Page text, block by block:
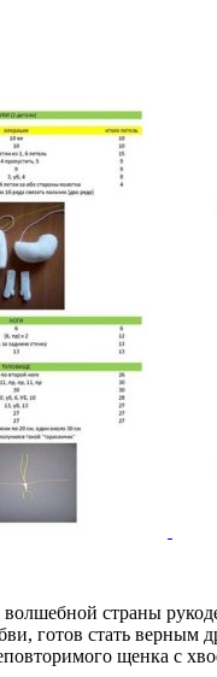
волшебной страны
готов стать верным
щенка с